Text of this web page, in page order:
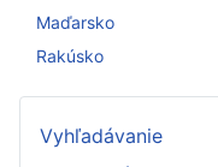
Maďarsko
Rakúsko
Vyhľadávanie